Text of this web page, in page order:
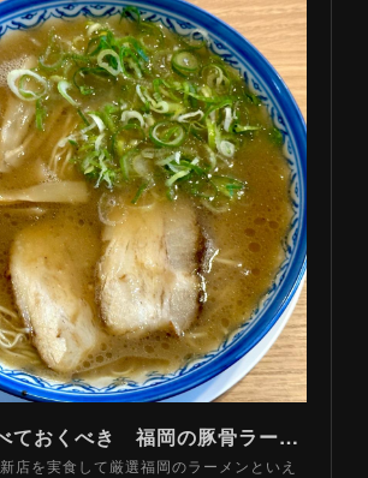
今絶対に食べておくべき 福岡の豚骨ラーメン「要注目」３軒（山路力也） - エキスパート - Yahoo!ニュース
店を実食して厳選福岡のラーメンといえ